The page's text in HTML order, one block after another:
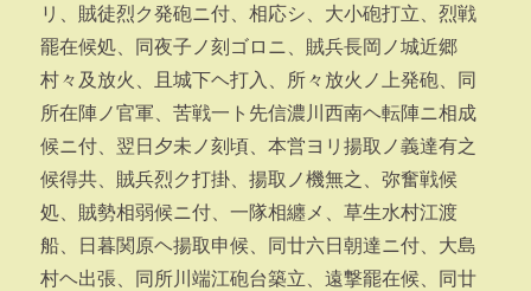
リ、賊徒烈ク発砲ニ付、相応シ、大小砲打立、烈戦
罷在候処、同夜子ノ刻ゴロニ、賊兵長岡ノ城近郷
村々及放火、且城下ヘ打入、所々放火ノ上発砲、同
所在陣ノ官軍、苦戦一ト先信濃川西南ヘ転陣ニ相成
候ニ付、翌日夕未ノ刻頃、本営ヨリ揚取ノ義達有之
候得共、賊兵烈ク打掛、揚取ノ機無之、弥奮戦候
処、賊勢相弱候ニ付、一隊相纏メ、草生水村江渡
船、日暮関原ヘ揚取申候、同廿六日朝達ニ付、大島
村ヘ出張、同所川端江砲台築立、遠撃罷在候、同廿